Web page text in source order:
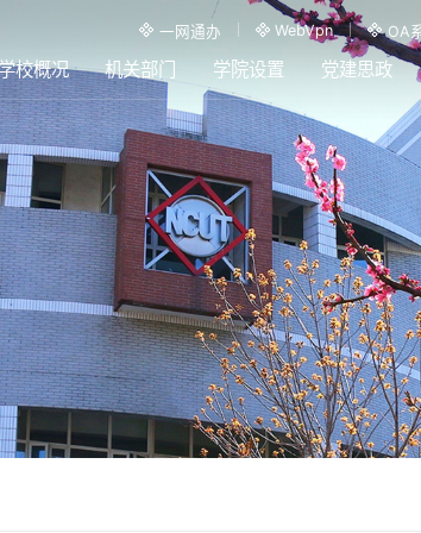
一网通办 WebVpn OA
校概况 机关部门 学院设置 党建思政